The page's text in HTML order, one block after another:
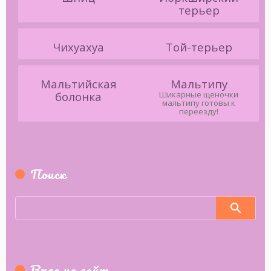
терьер
Чихуахуа Той-терьер
Мальтийская
болонка
Мальтипу
Шикарные щеночки
мальтипу готовы к
переезду!
Поиск